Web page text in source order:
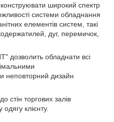
широкий спектр
системи обладнання
елементів систем, такі
дуг, перемичок,
дозволить обладнати всі
неповторний дизайн
стін торгових залів
клієнту.